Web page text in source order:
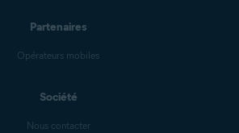
Partenaires
Opérateurs mobiles
Société
Nous contacter